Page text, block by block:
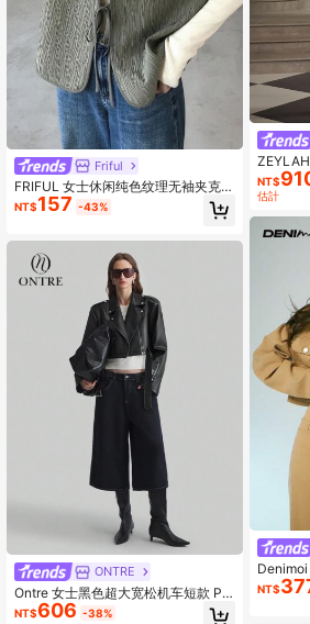
Friful
FRIFUL 女士休闲纯色纹理无袖夹克搭
配领带背心
NT$157 -43%
ONTRE
Ontre 女士黑色超大宽松机车短款 PU
金属拉链长袖夹克，适合情人节、春
NT$606 -38%
NT$
估計
NT$